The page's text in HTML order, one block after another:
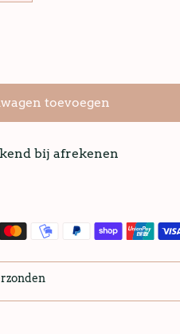
toevoegen
bij afrekenen